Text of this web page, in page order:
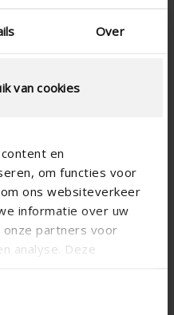
Over
van cookies
en
om functies voor
ons websiteverkeer
informatie over uw
onze partners voor
analyse. Deze
ze heeft verstrekt of
basis van uw gebruik